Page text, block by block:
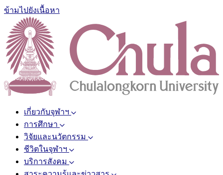
ข้ามไปยังเนื้อหา
เกี่ยวกับจุฬาฯ
การศึกษา
วิจัยและนวัตกรรม
ชีวิตในจุฬาฯ
บริการสังคม